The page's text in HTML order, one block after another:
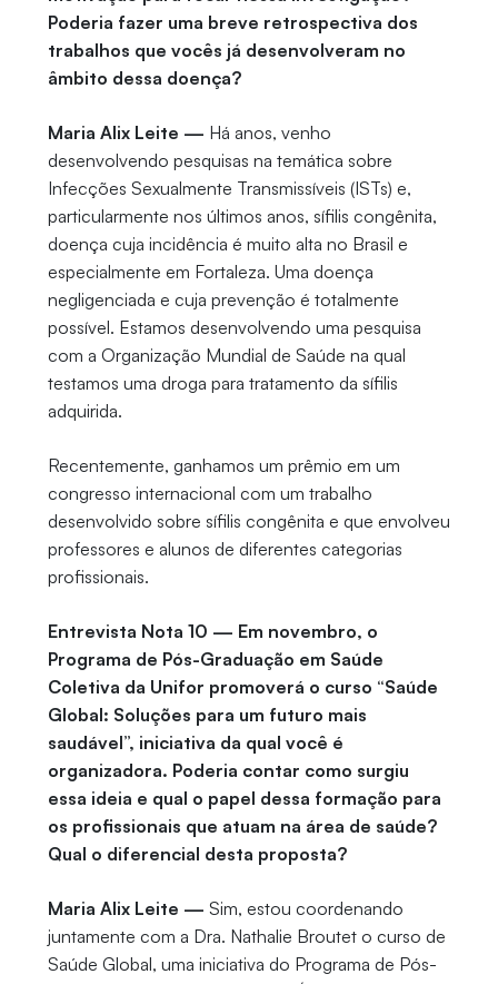
Poderia fazer uma breve retrospectiva dos
trabalhos que vocês já desenvolveram no
âmbito dessa doença?
Maria Alix Leite — Há anos, venho
desenvolvendo pesquisas na temática sobre
Infecções Sexualmente Transmissíveis (ISTs) e,
particularmente nos últimos anos, sífilis congênita,
doença cuja incidência é muito alta no Brasil e
especialmente em Fortaleza. Uma doença
negligenciada e cuja prevenção é totalmente
possível. Estamos desenvolvendo uma pesquisa
com a Organização Mundial de Saúde na qual
testamos uma droga para tratamento da sífilis
adquirida.
Recentemente, ganhamos um prêmio em um
congresso internacional com um trabalho
desenvolvido sobre sífilis congênita e que envolveu
professores e alunos de diferentes categorias
profissionais.
Entrevista Nota 10 — Em novembro, o
Programa de Pós-Graduação em Saúde
Coletiva da Unifor promoverá o curso “Saúde
Global: Soluções para um futuro mais
saudável”, iniciativa da qual você é
organizadora. Poderia contar como surgiu
essa ideia e qual o papel dessa formação para
os profissionais que atuam na área de saúde?
Qual o diferencial desta proposta?
Maria Alix Leite — Sim, estou coordenando
juntamente com a Dra. Nathalie Broutet o curso de
Saúde Global, uma iniciativa do Programa de Pós-